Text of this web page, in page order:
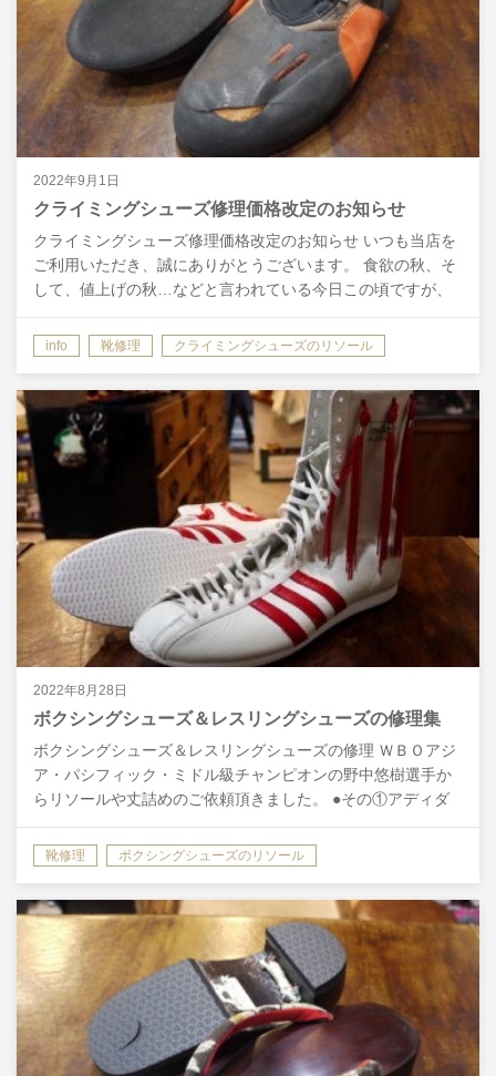
2022年9月1日
クライミングシューズ修理価格改定のお知らせ
クライミングシューズ修理価格改定のお知らせ いつも当店を
ご利用いただき、誠にありがとうございます。 食欲の秋、そ
して、値上げの秋…などと言われている今日この頃ですが、
info 靴修理 クライミングシューズのリソール
2022年8月28日
ボクシングシューズ＆レスリングシューズの修理集
ボクシングシューズ＆レスリングシューズの修理 ＷＢＯアジ
ア・パシフィック・ミドル級チャンピオンの野中悠樹選手か
らリソールや丈詰めのご依頼頂きました。 ●その①アディダ
靴修理 ボクシングシューズのリソール